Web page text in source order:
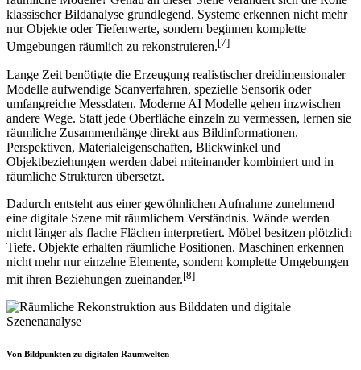
klassischer Bildanalyse grundlegend. Systeme erkennen nicht mehr
nur Objekte oder Tiefenwerte, sondern beginnen komplette
Umgebungen räumlich zu rekonstruieren.[7]
Lange Zeit benötigte die Erzeugung realistischer dreidimensionaler
Modelle aufwendige Scanverfahren, spezielle Sensorik oder
umfangreiche Messdaten. Moderne AI Modelle gehen inzwischen
andere Wege. Statt jede Oberfläche einzeln zu vermessen, lernen sie
räumliche Zusammenhänge direkt aus Bildinformationen.
Perspektiven, Materialeigenschaften, Blickwinkel und
Objektbeziehungen werden dabei miteinander kombiniert und in
räumliche Strukturen übersetzt.
Dadurch entsteht aus einer gewöhnlichen Aufnahme zunehmend
eine digitale Szene mit räumlichem Verständnis. Wände werden
nicht länger als flache Flächen interpretiert. Möbel besitzen plötzlich
Tiefe. Objekte erhalten räumliche Positionen. Maschinen erkennen
nicht mehr nur einzelne Elemente, sondern komplette Umgebungen
mit ihren Beziehungen zueinander.[8]
Von Bildpunkten zu digitalen Raumwelten